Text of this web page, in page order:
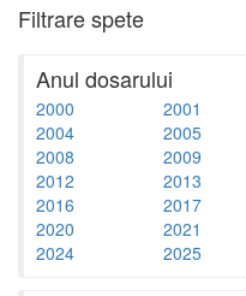
Filtrare spete
Anul dosarului
2000 2001
2004
2005
2008
2009
2012
2013
2016
2017
2020
2021
2024
2025